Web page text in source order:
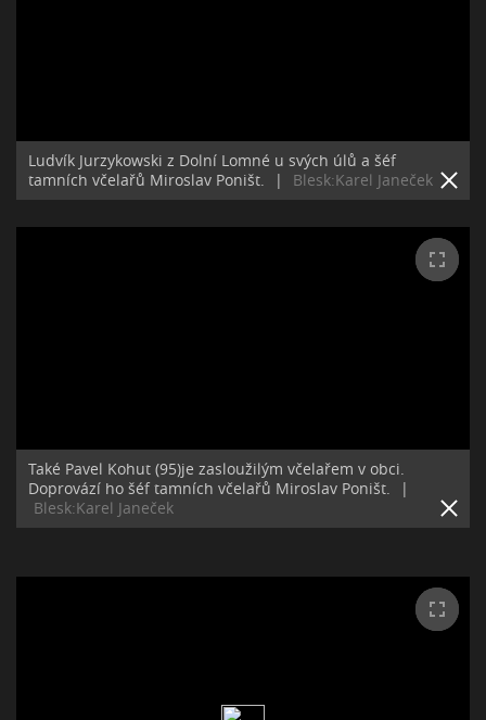
Ludvík Jurzykowski z Dolní Lomné u svých úlů a šéf
tamních včelařů Miroslav Poništ.
| Blesk:Karel Janeček
Také Pavel Kohut (95)je zasloužilým včelařem v obci.
Doprovází ho šéf tamních včelařů Miroslav Poništ.
|
Blesk:Karel Janeček